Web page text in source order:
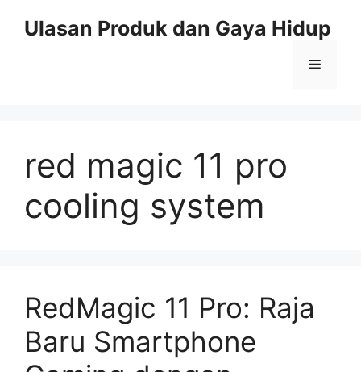
Ulasan Produk dan Gaya Hidup
Menu
red magic 11 pro
cooling system
RedMagic 11 Pro: Raja
Baru Smartphone